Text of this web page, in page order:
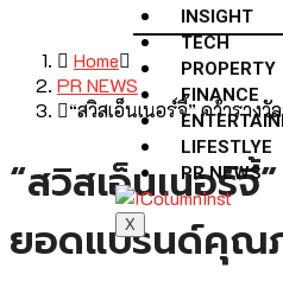
INSIGHT
TECH
PROPERTY
FINANCE
LIFESTLYE
PR NEWS
X
Home
PR NEWS
“สวิสเอ็นเนอร์จี้” คว้าราง
“สวิสเอ็นเนอร์
ยอดแบรนด์คุณ